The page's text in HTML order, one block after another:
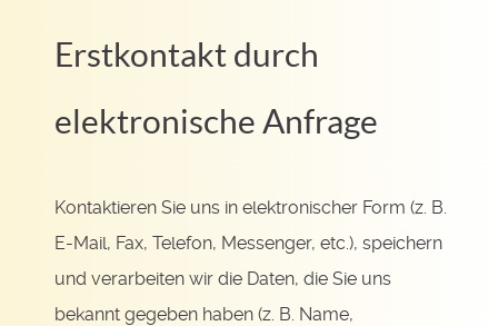
Erstkontakt durch
elektronische Anfrage
Kontaktieren Sie uns in elektronischer Form (z. B.
E-Mail, Fax, Telefon, Messenger, etc.), speichern
und verarbeiten wir die Daten, die Sie uns
bekannt gegeben haben (z. B. Name,